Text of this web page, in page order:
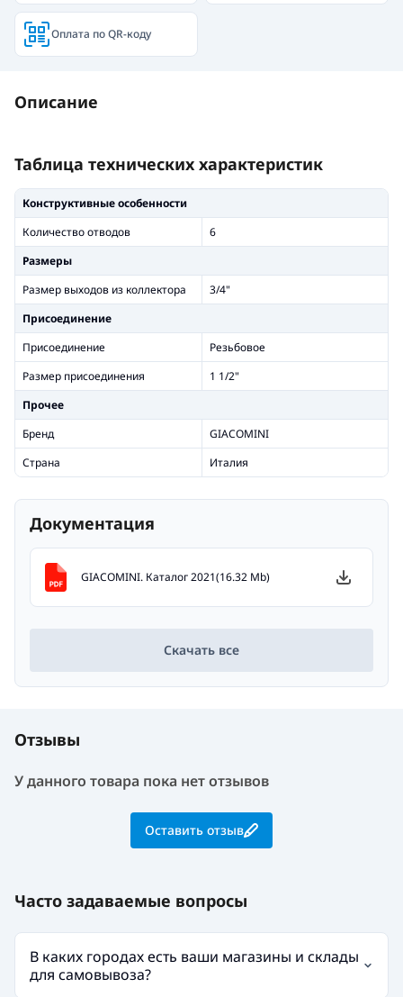
Оплата по QR-коду
Описание
Таблица технических характеристик
Конструктивные особенности
Количество отводов
6
Размеры
Размер выходов из коллектора
3/4"
Присоединение
Присоединение
Резьбовое
Размер присоединения
1 1/2"
Прочее
Бренд
GIACOMINI
Страна
Италия
Документация
GIACOMINI. Каталог 2021(16.32 Mb)
Скачать все
Отзывы
У данного товара пока нет отзывов
Оставить отзыв
Часто задаваемые вопросы
В каких городах есть ваши магазины и склады
для самовывоза?